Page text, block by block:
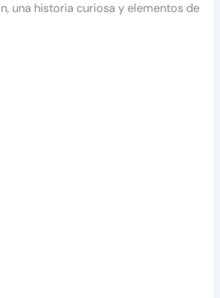
una historia curiosa y elementos de